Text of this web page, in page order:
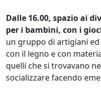
Dalle 16.00, spazio ai
per i bambini, con i
un gruppo di artigiani
con il legno e con
quelli che si trovavano
socializzare facendo